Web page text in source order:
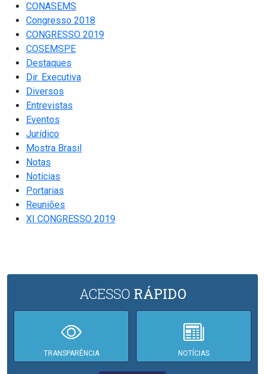
CONASEMS
Congresso 2018
CONGRESSO 2019
COSEMSPE
Destaques
Dir. Executiva
Diversos
Entrevistas
Eventos
Jurídico
Mostra Brasil
Notas
Notícias
Portarias
Reuniões
XI CONGRESSO 2019
ACESSO RÁPIDO
TRANSPARÊNCIA NOTÍCIAS